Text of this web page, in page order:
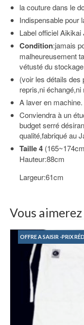
la couture dans le
Indispensable pour
Label officiel Aikikai
Condition:jamais
malheureusement
vétusté du
(voir les détails des
repris,ni échangé,ni
A laver en machine.
Conviendra à un
budget serré
qualité,fabriqué au
Taille 4
Hauteur:88cm
Largeur:61cm
Vous
OFFRE A SAISIR -PRIX